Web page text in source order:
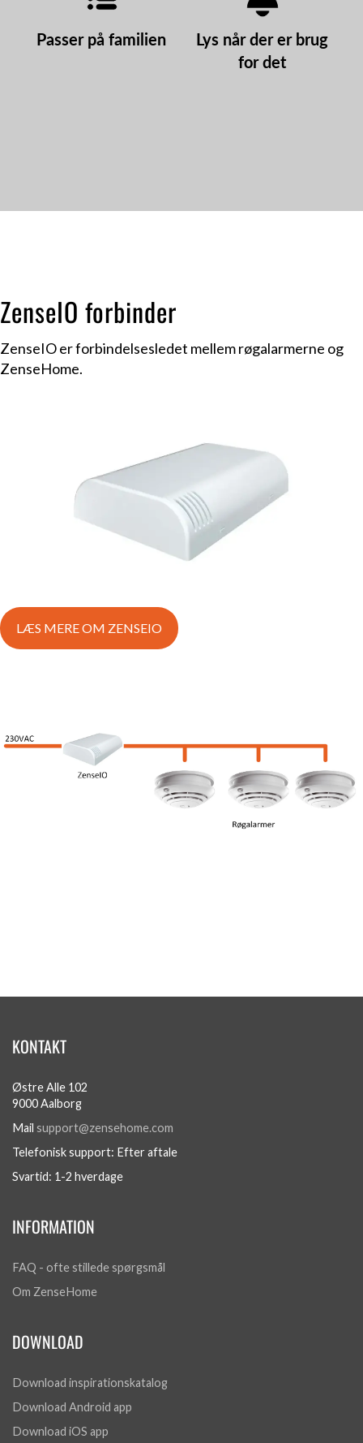
Passer på familien
Lys når der er brug
for det
ZenseIO forbinder
ZenseIO er forbindelsesledet mellem røgalarmerne og
ZenseHome.
LÆS MERE OM ZENSEIO
KONTAKT
Østre Alle 102
9000 Aalborg
Mail support@zensehome.com
Telefonisk support: Efter aftale
Svartid: 1-2 hverdage
INFORMATION
FAQ - ofte stillede spørgsmål
Om ZenseHome
DOWNLOAD
Download inspirationskatalog
Download Android app
Download iOS app